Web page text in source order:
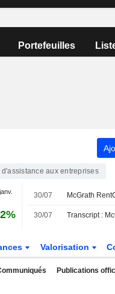
Portefeuilles
d'assistance aux entreprises
30/07
30/07
Valorisation
Publications